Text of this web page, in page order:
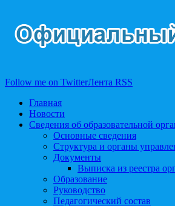
Follow me on TwitterЛента RSS
Главная
Новости
Сведения об образовательной
Основные сведения
Структура и органы
Документы
Выписка из реестра
Образование
Руководство
Педагогический состав